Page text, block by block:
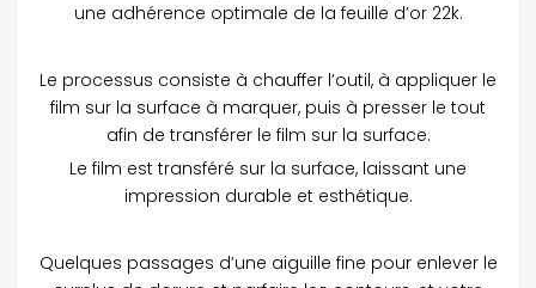
une adhérence optimale de la feuille d’or 22k.
Le processus consiste à chauffer l’outil, à appliquer le
film sur la surface à marquer, puis à presser le tout
afin de transférer le film sur la surface.
Le film est transféré sur la surface, laissant une
impression durable et esthétique.
Quelques passages d’une aiguille fine pour enlever le